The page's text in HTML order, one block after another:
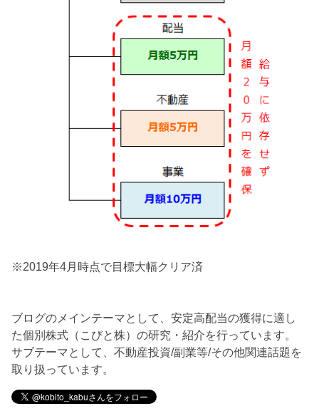
※2019年4月時点で目標大幅クリア済
ブログのメインテーマとして、安定高配当の獲得に適し
た個別株式（こびと株）の研究・紹介を行っています。
サブテーマとして、不動産投資/副業等/その他関連話題を
取り扱っています。